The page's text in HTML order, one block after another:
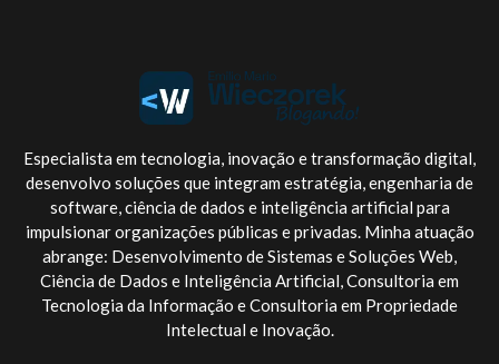
Especialista em tecnologia, inovação e transformação digital,
desenvolvo soluções que integram estratégia, engenharia de
software, ciência de dados e inteligência artificial para
impulsionar organizações públicas e privadas. Minha atuação
abrange: Desenvolvimento de Sistemas e Soluções Web,
Ciência de Dados e Inteligência Artificial, Consultoria em
Tecnologia da Informação e Consultoria em Propriedade
Intelectual e Inovação.